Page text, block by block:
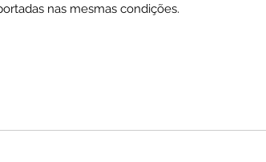
nas mesmas condições.